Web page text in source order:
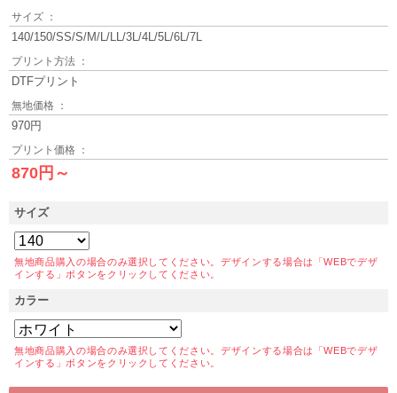
サイズ ：
140/150/SS/S/M/L/LL/3L/4L/5L/6L/7L
プリント方法 ：
DTFプリント
無地価格 ：
970円
プリント価格 ：
870円～
サイズ
無地商品購入の場合のみ選択してください。デザインする場合は「WEBでデザ
インする」ボタンをクリックしてください。
カラー
無地商品購入の場合のみ選択してください。デザインする場合は「WEBでデザ
インする」ボタンをクリックしてください。